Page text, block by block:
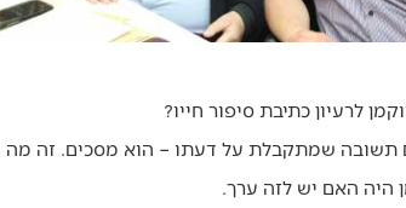
לרעיון כתיבת סיפור חייו?
תשובה שמתקבלת על דעתו – הוא מסכים. זה מה
האם יש לזה ערך.